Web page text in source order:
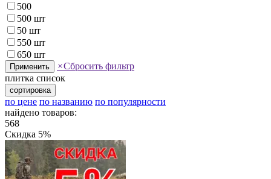
500
500 шт
50 шт
550 шт
650 шт
Применить ×Сбросить фильтр
плитка список
сортировка
по цене по названию по популярности
найдено товаров:
568
Скидка 5%